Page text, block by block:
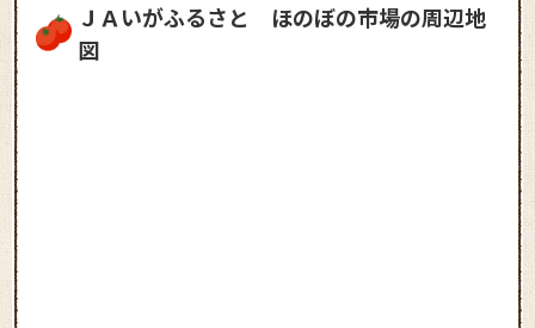
ＪＡいがふるさと ほのぼの市場の周辺地
図